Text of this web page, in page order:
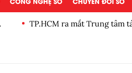
TP.HCM ra mắt Trung tâm